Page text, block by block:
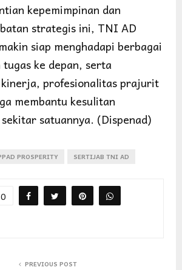
kepemimpinan dan
strategis ini, TNI AD
siap menghadapi berbagai
ke depan, serta
profesionalitas prajurit
membantu kesulitan
satuannya. (Dispenad)
PROSPERITY SERTIJAB TNI AD
0
PREVIOUS POST